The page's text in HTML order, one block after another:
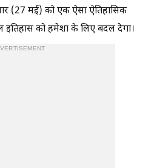
(27 मई) को एक ऐसा ऐतिहासिक
को हमेशा के लिए बदल देगा।